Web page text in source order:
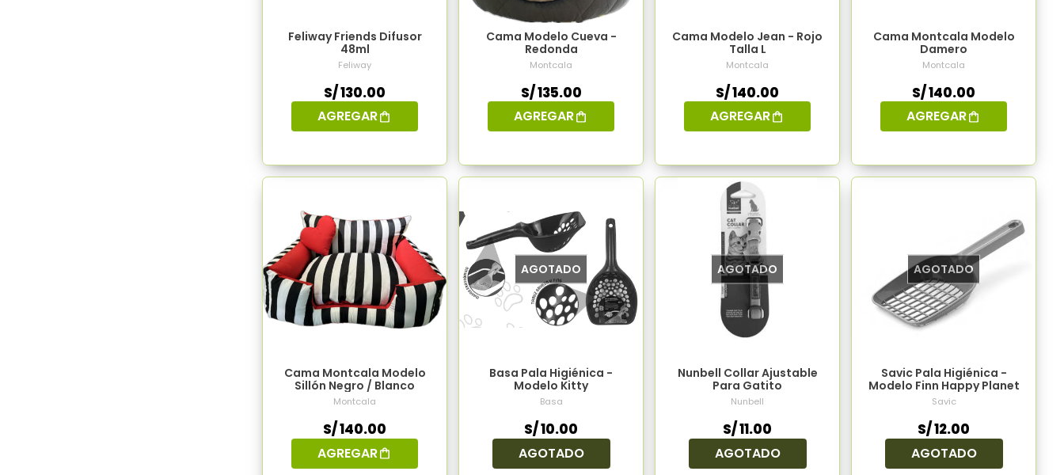
Feliway Friends Difusor
48ml
Feliway
S/ 130.00
AGREGAR
Cama Modelo Cueva -
Redonda
Montcala
S/ 135.00
AGREGAR
Cama Modelo Jean - Rojo
Talla L
Montcala
S/ 140.00
AGREGAR
Cama Montcala Modelo
Damero
Montcala
S/ 140.00
AGREGAR
Cama Montcala Modelo
Sillón Negro / Blanco
Montcala
S/ 140.00
AGREGAR
AGOTADO
Basa Pala Higiénica -
Modelo Kitty
Basa
S/ 10.00
AGOTADO
AGOTADO
Nunbell Collar Ajustable
Para Gatito
Nunbell
S/ 11.00
AGOTADO
AGOTADO
Savic Pala Higiénica -
Modelo Finn Happy Planet
Savic
S/ 12.00
AGOTADO